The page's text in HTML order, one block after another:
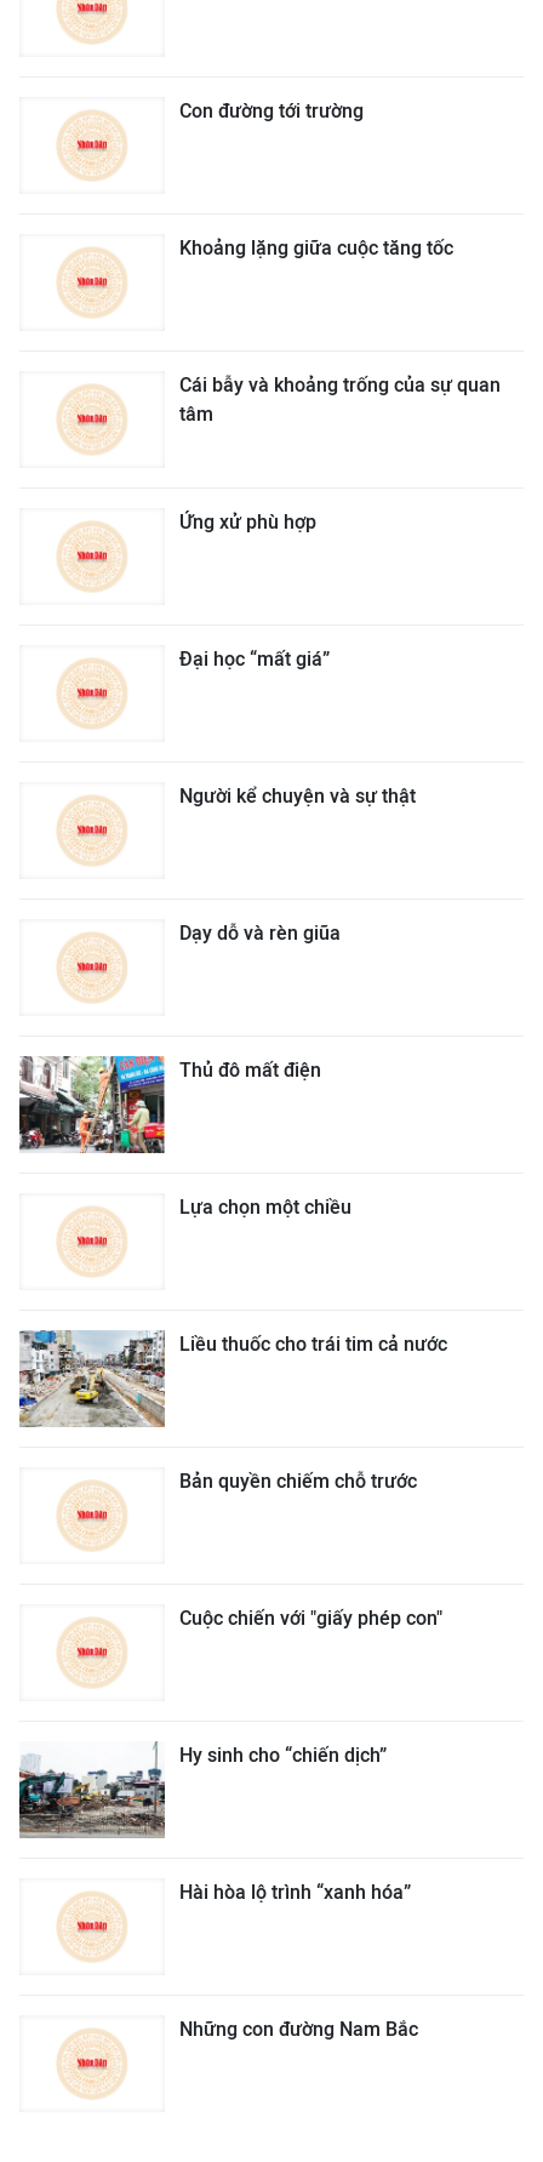
Con đường tới trường
Khoảng lặng giữa cuộc tăng tốc
Cái bẫy và khoảng trống của sự quan
tâm
Ứng xử phù hợp
Đại học “mất giá”
Người kể chuyện và sự thật
Dạy dỗ và rèn giũa
Thủ đô mất điện
Lựa chọn một chiều
Liều thuốc cho trái tim cả nước
Bản quyền chiếm chỗ trước
Cuộc chiến với "giấy phép con"
Hy sinh cho “chiến dịch”
Hài hòa lộ trình “xanh hóa”
Những con đường Nam Bắc